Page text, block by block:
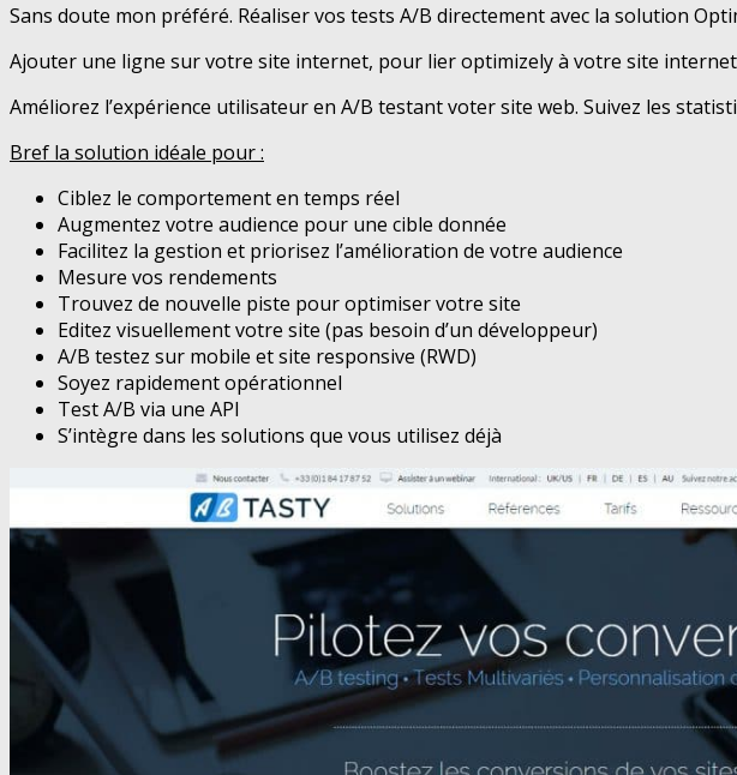
Sans doute mon préféré. Réaliser vos tests A/B directement avec la solution
Ajouter une ligne sur votre site internet, pour lier optimizely à votre site
Améliorez l’expérience utilisateur en A/B testant voter site web. Suivez les
Bref la solution idéale pour :
Ciblez le comportement en temps réel
Augmentez votre audience pour une cible donnée
Facilitez la gestion et priorisez l’amélioration de votre audience
Mesure vos rendements
Trouvez de nouvelle piste pour optimiser votre site
Editez visuellement votre site (pas besoin d’un développeur)
A/B testez sur mobile et site responsive (RWD)
Soyez rapidement opérationnel
Test A/B via une API
S’intègre dans les solutions que vous utilisez déjà